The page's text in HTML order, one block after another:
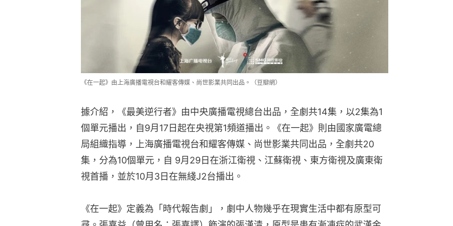
《在一起》由上海廣播電視台和耀客傳媒、尚世影業共同出品。（豆瓣網）
據介紹，《最美逆行者》由中央廣播電視總台出品，全劇共14集，以2集為1
個單元播出，自9月17日起在央視第1頻道播出。《在一起》則由國家廣電總
局組織指導，上海廣播電視台和耀客傳媒、尚世影業共同出品，全劇共20
集，分為10個單元，自 9月29日在浙江衛視、江蘇衛視、東方衛視及廣東衛
視首播，並於10月3日在無綫J2台播出。
《在一起》定義為「時代報告劇」，劇中人物幾乎在現實生活中都有原型可